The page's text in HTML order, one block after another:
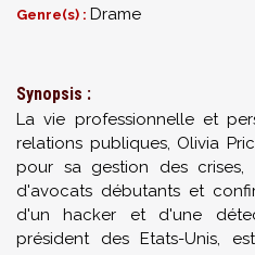
Genre(s) : Drame
Synopsis :
La vie professionnelle et
relations publiques, Olivia
pour sa gestion des
d'avocats débutants et
d'un hacker et d'une
président des Etats-Unis,